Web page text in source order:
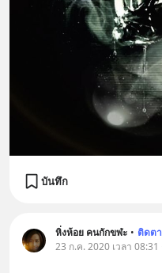
บันทึก
หิ่งห้อย คนกักขฬะ • ติดต
23 ก.ค. 2020 เวลา 08:31